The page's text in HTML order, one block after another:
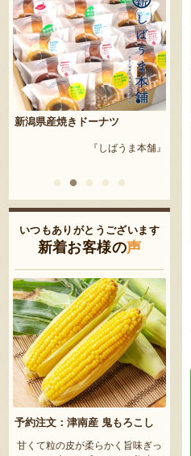
栃尾挟み油揚げセット
『まめ工房 ぽっぽ』
いつもありがとうございます
新着お客様の声
予約注文：津南産 鬼もろこし
甘くて粒の皮が柔らかく旨味ぎっ